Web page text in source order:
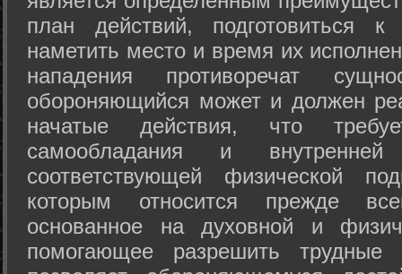
план действий, подготовиться
наметить место и время их
нападения противоречат
обороняющийся может и должен
начатые действия, что
самообладания и
соответствующей физической
которым относится прежде
основанное на духовной и
помогающее разрешить